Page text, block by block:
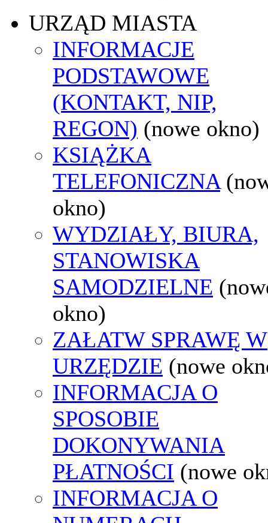
URZĄD MIASTA
INFORMACJE
PODSTAWOWE
(KONTAKT, NIP,
REGON) (nowe okno)
KSIĄŻKA
TELEFONICZNA
okno)
WYDZIAŁY, BIURA,
STANOWISKA
SAMODZIELNE
okno)
ZAŁATW SPRAWĘ W
URZĘDZIE (nowe
INFORMACJA O
SPOSOBIE
DOKONYWANIA
PŁATNOŚCI (nowe
INFORMACJA O